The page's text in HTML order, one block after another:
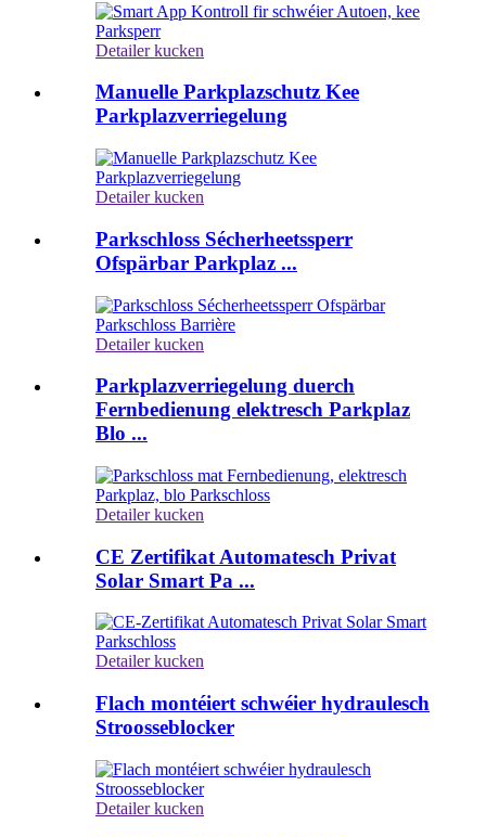
Detailer kucken
Manuelle Parkplazschutz Kee
Parkplazverriegelung
Detailer kucken
Parkschloss Sécherheetssperr
Ofspärbar Parkplaz ...
Detailer kucken
Parkplazverriegelung duerch
Fernbedienung elektresch Parkplaz
Blo ...
Detailer kucken
CE Zertifikat Automatesch Privat
Solar Smart Pa ...
Detailer kucken
Flach montéiert schwéier hydraulesch
Stroosseblocker
Detailer kucken